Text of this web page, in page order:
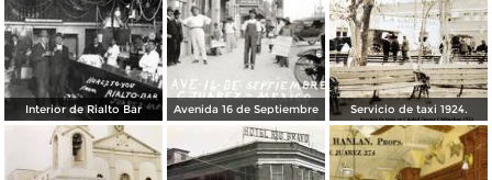
Interior de Rialto Bar Avenida 16 de Septiembre Servicio de taxi 1924.